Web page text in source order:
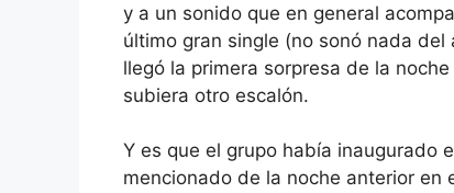
y a un sonido que en general
último gran single (no sonó nada del
llegó la primera sorpresa de la
subiera otro escalón.
Y es que el grupo había inaugurado
mencionado de la noche anterior en